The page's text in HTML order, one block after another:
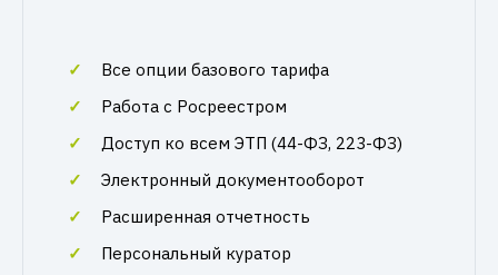
Все опции базового тарифа
Работа с Росреестром
Доступ ко всем ЭТП (44-ФЗ, 223-ФЗ)
Электронный документооборот
Расширенная отчетность
Персональный куратор